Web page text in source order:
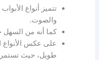
تتميز أنواع
والصوت.
كما أنه من السهل
على عكس الأنواع
طويل، حيث